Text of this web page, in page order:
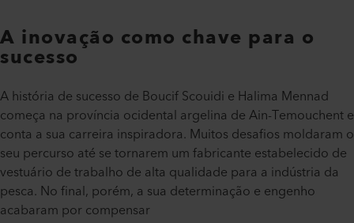
A inovação como chave para o
sucesso
A história de sucesso de Boucif Scouidi e Halima Mennad
começa na província ocidental argelina de Ain-Temouchent e
conta a sua carreira inspiradora. Muitos desafios moldaram o
seu percurso até se tornarem um fabricante estabelecido de
vestuário de trabalho de alta qualidade para a indústria da
pesca. No final, porém, a sua determinação e engenho
acabaram por compensar